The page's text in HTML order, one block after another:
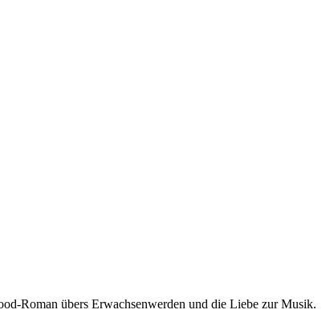
Roman übers Erwachsenwerden und die Liebe zur Musik.